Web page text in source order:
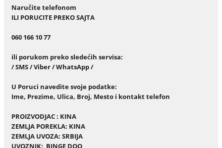
Naručite telefonom
ILI PORUCITE PREKO SAJTA
060 166 10 77
ili porukom preko sledećih servisa:
/ SMS / Viber / WhatsApp /
U Poruci navedite svoje podatke:
Ime, Prezime, Ulica, Broj, Mesto i kontakt telefon
PROIZVODJAC : KINA
ZEMLJA POREKLA: KINA
ZEMLJA UVOZA: SRBIJA
UVOZNIK: BINGE DOO